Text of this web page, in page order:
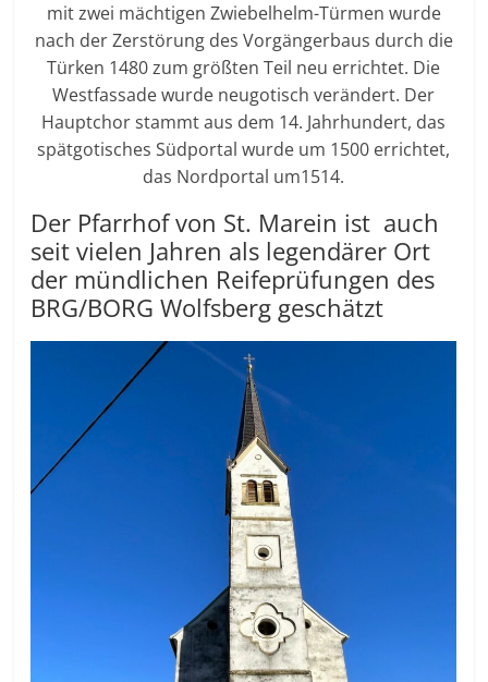
mit zwei mächtigen Zwiebelhelm-Türmen wurde
nach der Zerstörung des Vorgängerbaus durch die
Türken 1480 zum größten Teil neu errichtet. Die
Westfassade wurde neugotisch verändert. Der
Hauptchor stammt aus dem 14. Jahrhundert, das
spätgotisches Südportal wurde um 1500 errichtet,
das Nordportal um1514.
Der Pfarrhof von St. Marein ist auch
seit vielen Jahren als legendärer Ort
der mündlichen Reifeprüfungen des
BRG/BORG Wolfsberg geschätzt